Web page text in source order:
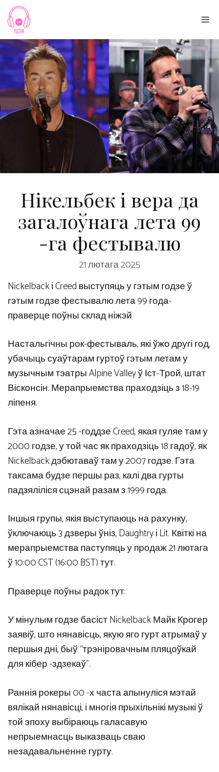
Skip
content
Нікельбек і вера да
загалоўнага лета 99
-га фестывалю
21 лютага 2025
Nickelback і Creed выступяць у гэтым годзе ў
гэтым годзе фестывалю лета 99 года-
праверце поўны склад ніжэй.
Настальгічны рок-фестываль, які ўжо другі год,
убачыць суаўтарам гуртоў гэтым летам у
музычным тэатры Alpine Valley ў Іст-Трой, штат
Вісконсін. Мерапрыемства праходзіць з 18-19
ліпеня.
Гэта азначае 25 -годдзе Creed, якая гуляе там у
2000 годзе, у той час як праходзіць 18 гадоў, як
Nickelback дэбютаваў там у 2007 годзе. Гэта
таксама будзе першы раз, калі два гурты
падзяліліся сцэнай разам з 1999 года.
Іншыя групы, якія выступаюць на рахунку,
ўключаюць 3 дзверы ўніз, Daughtry і Lit. Квіткі на
мерапрыемства паступяць у продаж 21 лютага
ў 10:00 CST (16:00 BST) тут.
Праверце поўны радок тут:
У мінулым годзе басіст Nickelback Майк Крогер
заявіў, што нянавісць, якую яго гурт атрымаў у
першыя дні, быў “трэніровачным пляцоўкай
для кібер -здзекаў”.
Раннія рокеры 00 -х часта апынуліся мэтай
вялікай нянавісці, і многія прыхільнікі музыкі ў
той эпоху выбіраюць галасавую
непрыемнасць выказваць сваю
незадавальненне гурту.